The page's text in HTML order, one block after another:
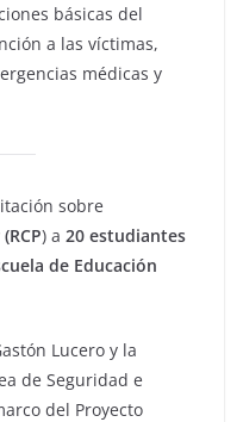
básicas del
a las víctimas,
médicas y
sobre
) a 20 estudiantes
de Educación
Lucero y la
de Seguridad e
del Proyecto